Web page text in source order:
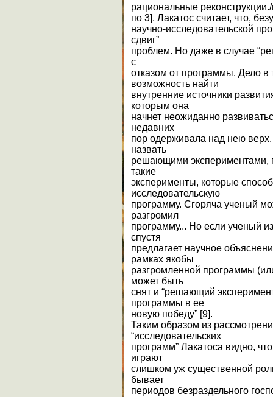
рациональные реконструкции./
по 3]. Лакатос считает, что,
научно-исследовательской
сдвиг”
проблем. Но даже в случае
с
отказом от программы. Дело в
возможность найти
внутренние источники
которым она
начнет неожиданно
недавних
пор одерживала над нею
назвать
решающими экспериментами,
такие
эксперименты, которые
исследовательскую
программу. Сгоряча ученый
разгромил
программу... Но если ученый
спустя
предлагает научное
рамках якобы
разгромленной программы
может быть
снят и “решающий
программы в ее
новую победу” [9].
Таким образом из
“исследовательских
программ” Лакатоса видно,
играют
слишком уж существенной
бывает
периодов безраздельного